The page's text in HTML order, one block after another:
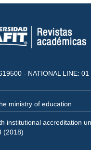
- NATIONAL LINE:
ministry of education
institutional accreditation
(2018)